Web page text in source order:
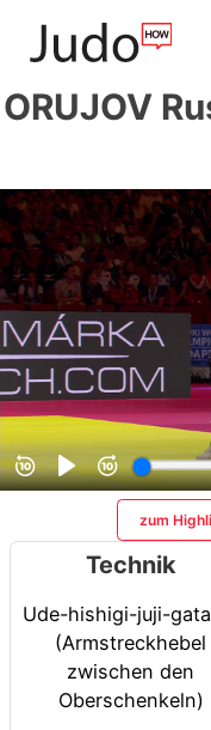
ORUJOV
zum
Technik
Ude-hishigi-juji-
(Armstreckhebel
zwischen den
Oberschenkeln)